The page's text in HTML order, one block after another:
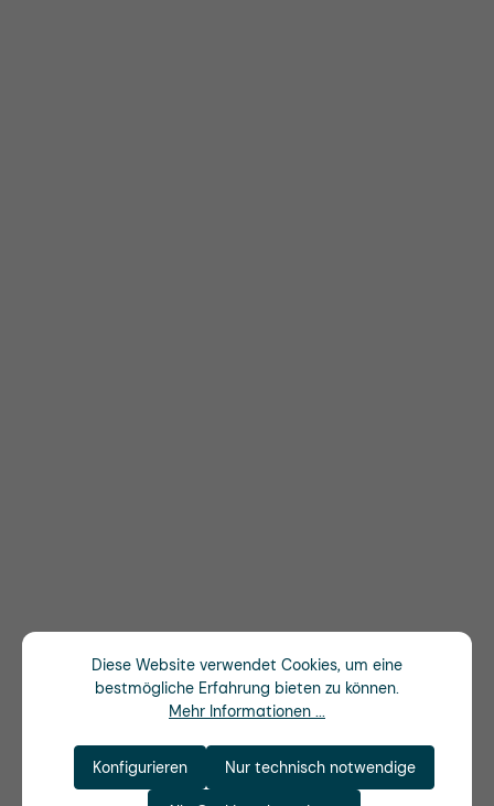
Diese Website verwendet Cookies, um eine
bestmögliche Erfahrung bieten zu können.
Mehr Informationen ...
Nur technisch notwendige
Konfigurieren